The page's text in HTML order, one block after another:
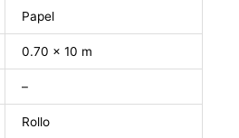
Papel
0.70 x 10 m
–
Rollo